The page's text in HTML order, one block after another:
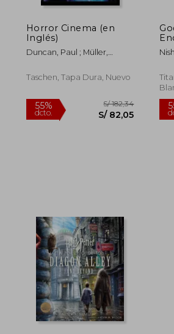
Horror Cinema (en
Inglés)
Duncan, Paul ; Müller,
Taschen, Tapa Dura, Nuevo